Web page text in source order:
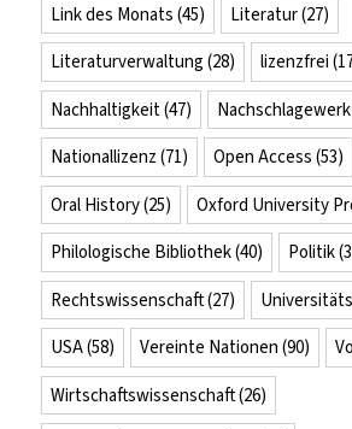
Link des Monats (45) Literatur(27)
Literaturverwaltung (28) lizenzfrei
Nachhaltigkeit(47) Nachschlagewerk
Nationallizenz (71) Open Access (53)
Oral History(25) Oxford University
Philologische Bibliothek(40) Politik
Rechtswissenschaft(27)
USA(58) Vereinte Nationen (90)
Wirtschaftswissenschaft(26)